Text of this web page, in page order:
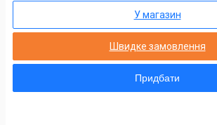
У магазин
Швидке замовлення
Придбати